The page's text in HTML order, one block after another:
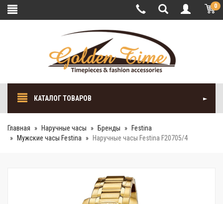
0
КАТАЛОГ ТОВАРОВ
Главная Наручные часы Бренды
Festina
Мужские часы Festina
Наручные часы Festina F20705/4